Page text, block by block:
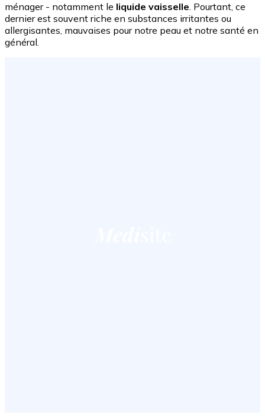
ménager - notamment le liquide vaisselle. Pourtant, ce
dernier est souvent riche en substances irritantes ou
allergisantes, mauvaises pour notre peau et notre santé en
général.